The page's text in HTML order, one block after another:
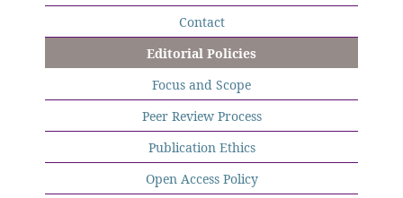
Contact
Editorial Policies
Focus and Scope
Peer Review Process
Publication Ethics
Open Access Policy